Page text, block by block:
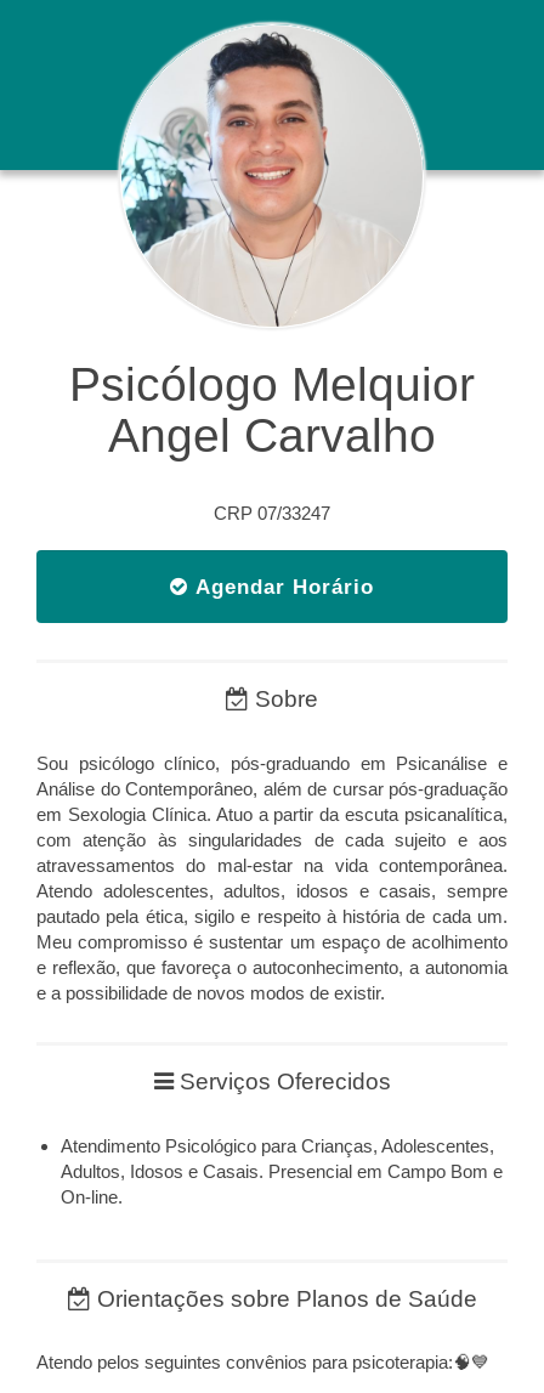
Psicólogo Melquior
Angel Carvalho
CRP 07/33247
Agendar Horário
Sobre
Sou psicólogo clínico, pós-graduando em Psicanálise e
Análise do Contemporâneo, além de cursar pós-graduação
em Sexologia Clínica. Atuo a partir da escuta psicanalítica,
com atenção às singularidades de cada sujeito e aos
atravessamentos do mal-estar na vida contemporânea.
Atendo adolescentes, adultos, idosos e casais, sempre
pautado pela ética, sigilo e respeito à história de cada um.
Meu compromisso é sustentar um espaço de acolhimento
e reflexão, que favoreça o autoconhecimento, a autonomia
e a possibilidade de novos modos de existir.
Serviços Oferecidos
Atendimento Psicológico para Crianças, Adolescentes,
Adultos, Idosos e Casais. Presencial em Campo Bom e
On-line.
Orientações sobre Planos de Saúde
Atendo pelos seguintes convênios para psicoterapia:🧠💙